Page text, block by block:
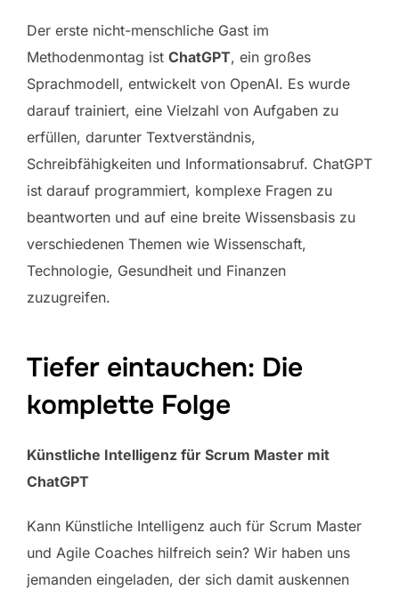
Der erste nicht-menschliche Gast im
Methodenmontag ist ChatGPT, ein großes
Sprachmodell, entwickelt von OpenAI. Es wurde
darauf trainiert, eine Vielzahl von Aufgaben zu
erfüllen, darunter Textverständnis,
Schreibfähigkeiten und Informationsabruf. ChatGPT
ist darauf programmiert, komplexe Fragen zu
beantworten und auf eine breite Wissensbasis zu
verschiedenen Themen wie Wissenschaft,
Technologie, Gesundheit und Finanzen
zuzugreifen.
Tiefer eintauchen: Die
komplette Folge
Künstliche Intelligenz für Scrum Master mit
ChatGPT
Kann Künstliche Intelligenz auch für Scrum Master
und Agile Coaches hilfreich sein? Wir haben uns
jemanden eingeladen, der sich damit auskennen